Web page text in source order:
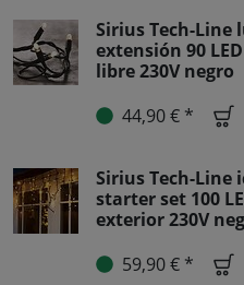
Sirius Tech-Line
extensión 90
libre 230V negro
44,90 € *
Sirius Tech-Line
starter set 100
exterior 230V
59,90 € *